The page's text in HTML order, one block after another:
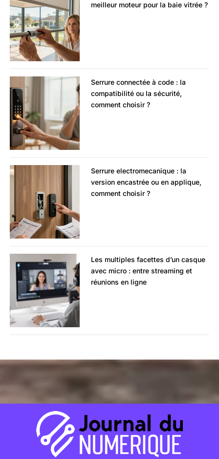
meilleur moteur pour la baie vitrée ?
Serrure connectée à code : la
compatibilité ou la sécurité,
comment choisir ?
Serrure electromecanique : la
version encastrée ou en applique,
comment choisir ?
Les multiples facettes d’un casque
avec micro : entre streaming et
réunions en ligne